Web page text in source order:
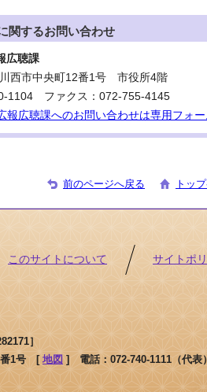
関するお問い合わせ
広聴課
西市中央町12番1号 市役所4階
1104 ファクス：072-755-4145
報広聴課へのお問い合わせは専用フォー
前のページへ戻る トッ
このサイトについて サイトポ
］
番1号 [地図 ]電話：072-740-1111（代表